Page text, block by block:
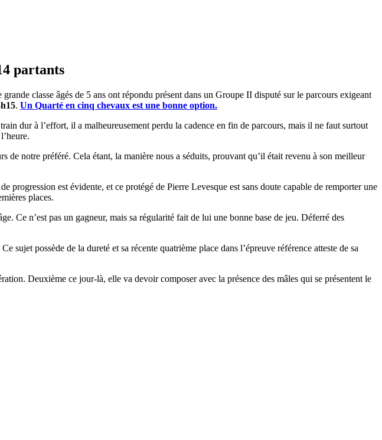
partants
grande classe âgés de 5 ans ont répondu présent dans un Groupe II disputé sur le parcours exigeant
. Un Quarté en cinq chevaux est une bonne option.
dur à l’effort, il a malheureusement perdu la cadence en fin de parcours, mais il ne faut surtout
de notre préféré. Cela étant, la manière nous a séduits, prouvant qu’il était revenu à son meilleur
progression est évidente, et ce protégé de Pierre Levesque est sans doute capable de remporter une
places.
Ce n’est pas un gagneur, mais sa régularité fait de lui une bonne base de jeu. Déferré des
possède de la dureté et sa récente quatrième place dans l’épreuve référence atteste de sa
Deuxième ce jour-là, elle va devoir composer avec la présence des mâles qui se présentent le